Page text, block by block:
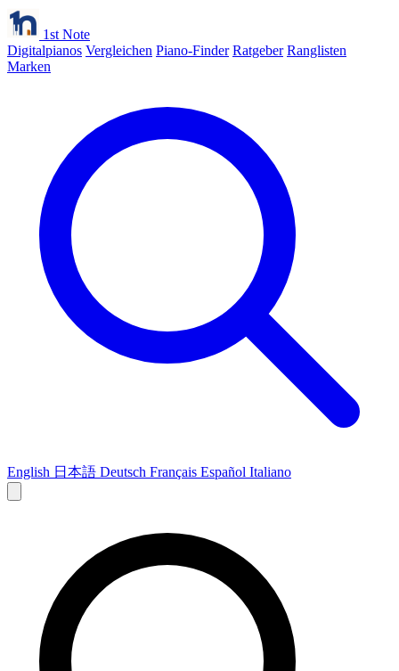
1st Note
Digitalpianos Vergleichen Piano-Finder Ratgeber Ranglisten
Marken
English 日本語 Deutsch Français Español Italiano